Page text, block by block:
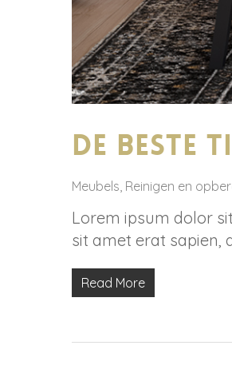
De beste
Meubels, Reinigen en
Lorem ipsum dolor
sit amet erat sapien,
Read More